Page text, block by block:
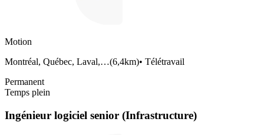
Motion
Montréal, Québec, Laval,…(6,4km)• Télétravail
Permanent
Temps plein
Ingénieur logiciel senior (Infrastructure)